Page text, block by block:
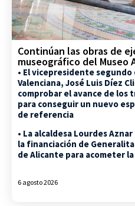
Continúan las obras de
museográfico del Museo
• El vicepresidente
Valenciana, José Luis Díez
comprobar el avance de los
para conseguir un nuevo
de referencia
• La alcaldesa Lourdes
la financiación de
de Alicante para acometer
6 agosto 2026